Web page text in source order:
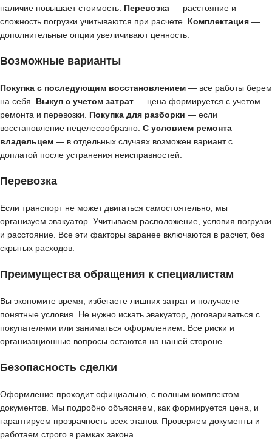
наличие повышает стоимость. Перевозка — расстояние и
сложность погрузки учитываются при расчете. Комплектация —
дополнительные опции увеличивают ценность.
Возможные варианты
Покупка с последующим восстановлением — все работы берем
на себя. Выкуп с учетом затрат — цена формируется с учетом
ремонта и перевозки. Покупка для разборки — если
восстановление нецелесообразно. С условием ремонта
владельцем — в отдельных случаях возможен вариант с
доплатой после устранения неисправностей.
Перевозка
Если транспорт не может двигаться самостоятельно, мы
организуем эвакуатор. Учитываем расположение, условия погрузки
и расстояние. Все эти факторы заранее включаются в расчет, без
скрытых расходов.
Преимущества обращения к специалистам
Вы экономите время, избегаете лишних затрат и получаете
понятные условия. Не нужно искать эвакуатор, договариваться с
покупателями или заниматься оформлением. Все риски и
организационные вопросы остаются на нашей стороне.
Безопасность сделки
Оформление проходит официально, с полным комплектом
документов. Мы подробно объясняем, как формируется цена, и
гарантируем прозрачность всех этапов. Проверяем документы и
работаем строго в рамках закона.